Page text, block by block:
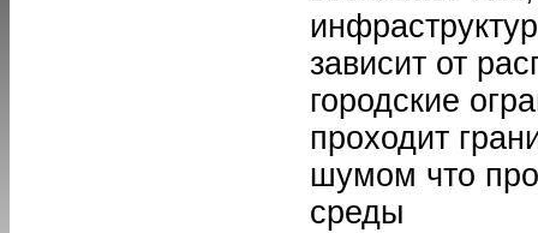
зависит от
городские
проходит
шумом что
среды